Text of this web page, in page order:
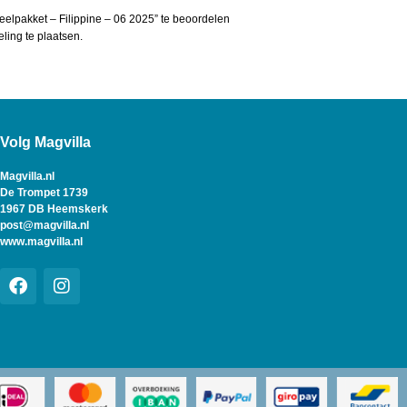
– Filippine – 06 2025” te beoordelen
te plaatsen.
Volg Magvilla
Magvilla.nl
De Trompet 1739
1967 DB Heemskerk
post@magvilla.nl
www.magvilla.nl